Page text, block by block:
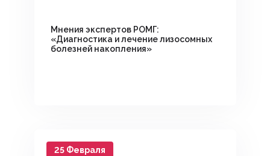
Мнения экспертов РОМГ:
«Диагностика и лечение лизосомных
болезней накопления»
25 Февраля